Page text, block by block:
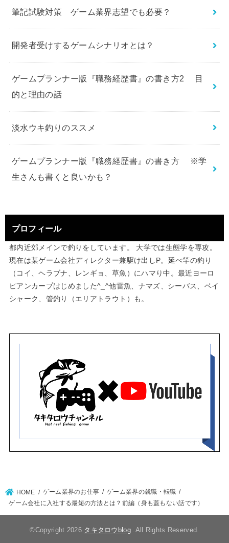
筆記試験対策 ゲーム業界志望でも必要？
開発者受けするゲームシナリオとは？
ゲームプランナー版『職務経歴書』の書き方2 目
的と理由の話
淡水ウキ釣りのススメ
ゲームプランナー版『職務経歴書』の書き方 ※学
生さんも書くと良いかも？
プロフィール
都内近郊メインで釣りをしています。 大学では生態学を専攻。
現在は某ゲーム会社ディレクター兼駆け出しP。延べ竿の釣り
（コイ、ヘラブナ、レンギョ、草魚）にハマり中。最近ヨーロ
ピアンカープはじめました^_^他雷魚、ナマズ、シーバス、ベイ
シャーク、管釣り（エリアトラウト）も。
HOME ゲーム業界のお仕事
ゲーム業界の就職・転職
ゲーム会社に入社する最短の方法とは？前編（身も蓋もない話です）
©Copyright 2026 タキタロウblog.All Rights Reserved.